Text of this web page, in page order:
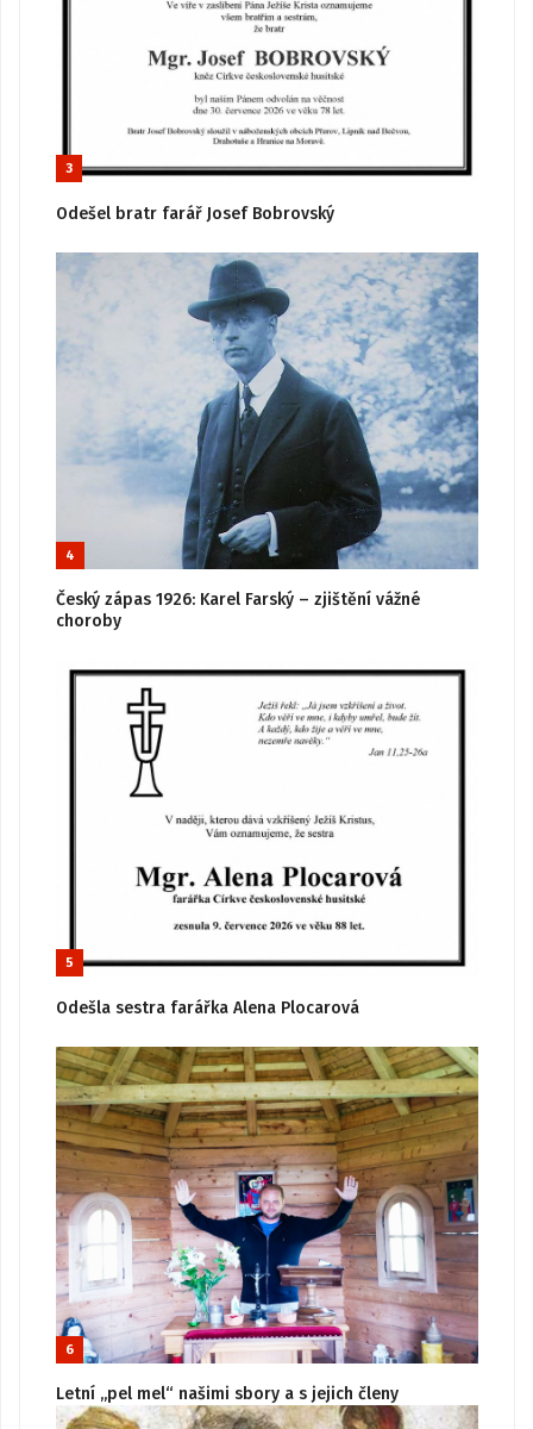
3
Odešel bratr farář Josef Bobrovský
4
Český zápas 1926: Karel Farský – zjištění vážné
choroby
5
Odešla sestra farářka Alena Plocarová
6
Letní „pel mel“ našimi sbory a s jejich členy